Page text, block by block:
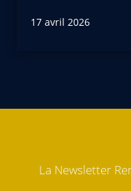
17 avril 2026
La Newsletter